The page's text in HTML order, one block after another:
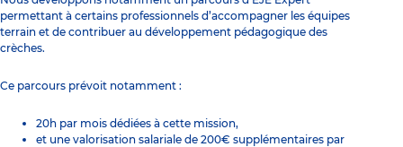
permettant à certains professionnels d’accompagner les équipes
terrain et de contribuer au développement pédagogique des
crèches.
Ce parcours prévoit notamment :
20h par mois dédiées à cette mission,
et une valorisation salariale de 200€ supplémentaires par